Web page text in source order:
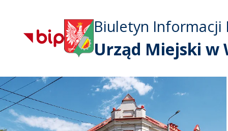
Biuletyn Informacji
Urząd Miejski w